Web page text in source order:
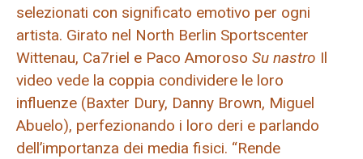
selezionati con significato emotivo per ogni
artista. Girato nel North Berlin Sportscenter
Wittenau, Ca7riel e Paco Amoroso Su nastro Il
video vede la coppia condividere le loro
influenze (Baxter Dury, Danny Brown, Miguel
Abuelo), perfezionando i loro deri e parlando
dell’importanza dei media fisici. “Rende